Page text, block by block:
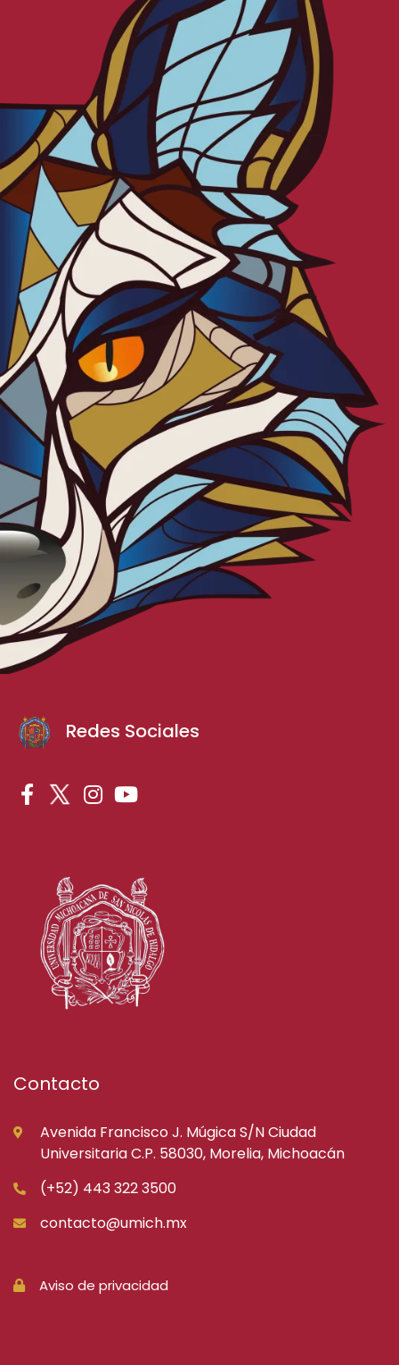
Redes Sociales
Contacto
Avenida Francisco J. Múgica S/N Ciudad
Universitaria C.P. 58030, Morelia, Michoacán
(+52) 443 322 3500
contacto@umich.mx
Aviso de privacidad